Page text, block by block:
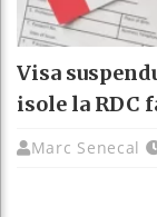
Visa
isole la RDC
Marc Senecal